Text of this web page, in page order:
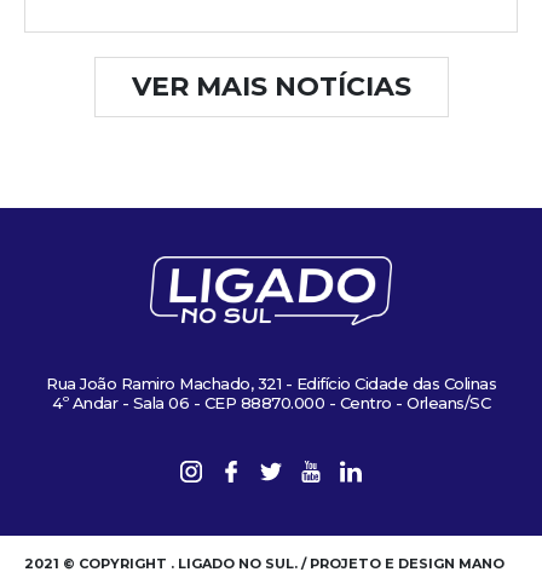
VER MAIS NOTÍCIAS
Rua João Ramiro Machado, 321 - Edifício Cidade das Colinas
4º Andar - Sala 06 - CEP 88870.000 - Centro - Orleans/SC
2021 © COPYRIGHT . LIGADO NO SUL. / PROJETO E DESIGN MANO